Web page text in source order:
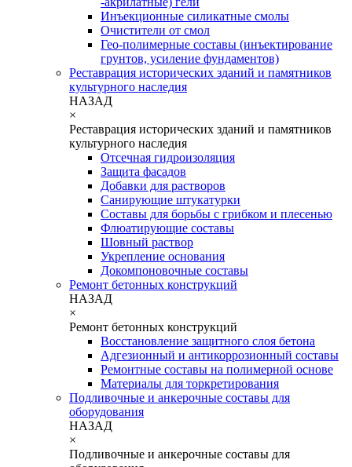
Инъекционные силикатные смолы
Очистители от смол
Гео-полимерные составы (инъектирование
грунтов, усиление фундаментов)
Реставрация исторических зданий и памятников
культурного наследия
НАЗАД
×
Реставрация исторических зданий и памятников
культурного наследия
Отсечная гидроизоляция
Защита фасадов
Добавки для растворов
Санирующие штукатурки
Составы для борьбы с грибком и плесенью
Флюатирующие составы
Шовный раствор
Укрепление основания
Докомпоновочные составы
Ремонт бетонных конструкций
НАЗАД
×
Ремонт бетонных конструкций
Восстановление защитного слоя бетона
Адгезионный и антикоррозионный составы
Ремонтные составы на полимерной основе
Материалы для торкретирования
Подливочные и анкерочные составы для
оборудования
НАЗАД
×
Подливочные и анкерочные составы для